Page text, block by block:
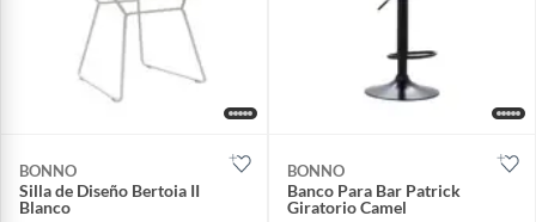
BONNO
Silla de Diseño Bertoia II
Blanco
BONNO
Banco Para Bar Patrick
Giratorio Camel